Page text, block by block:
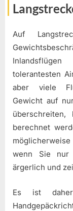
Auf
tolerantesten
aber viele
Gewicht auf
überschreiten,
berechnet
wenn Sie nur
ärgerlich und
Es ist